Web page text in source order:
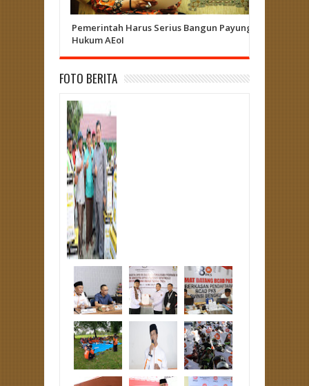
Pemerintah Harus Serius Bangun Payung
Hukum AEoI
Herizal
Curup -
FOTO BERITA